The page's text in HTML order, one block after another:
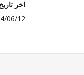
اخر
06/12